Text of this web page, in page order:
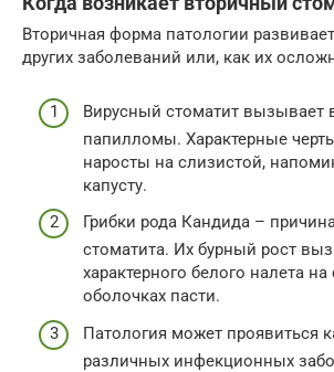
Вторичная форма патологии
других заболеваний или, как их
Вирусный стоматит вызывает
папилломы. Характерные
наросты на слизистой,
капусту.
Грибки рода Кандида –
стоматита. Их бурный рост
характерного белого налета
оболочках пасти.
Патология может проявиться
различных инфекционных